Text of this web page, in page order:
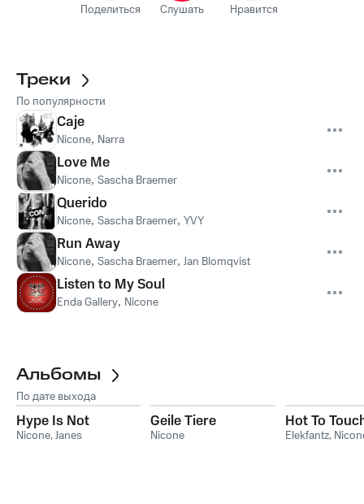
Поделиться Слушать Нравится
Треки
По популярности
Caje
Nicone, Narra
Love Me
Nicone, Sascha Braemer
Querido
Nicone, Sascha Braemer, YVY
Run Away
Nicone, Sascha Braemer, Jan Blomqvist
Listen to My Soul
Enda Gallery, Nicone
Альбомы
По дате выхода
Hype Is Not
Nicone,Janes
Geile Tiere
Nicone
Hot To
Elekfantz,